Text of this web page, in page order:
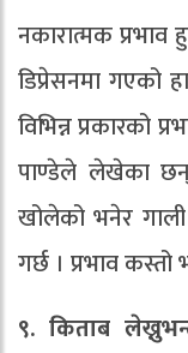
नकारात्मक प्रभाव
डिप्रेसनमा गएको
विभिन्न प्रकारको
पाण्डेले लेखेका
खोलेको भनेर
गर्छ । प्रभाव
९. किताब